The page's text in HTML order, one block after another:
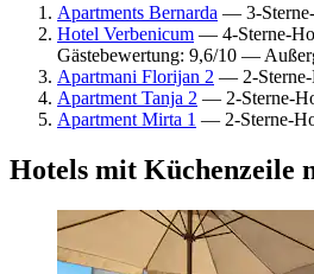
Apartments Bernarda — 3-
Hotel Verbenicum — 4-Sterne-
Gästebewertung: 9,6/10 —
Apartmani Florijan 2 — 2-Sterne-
Apartment Tanja 2 — 2-Sterne-
Apartment Mirta 1 — 2-Sterne-
Hotels mit Küchenzeile